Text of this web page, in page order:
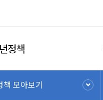
정책
책 모아보기